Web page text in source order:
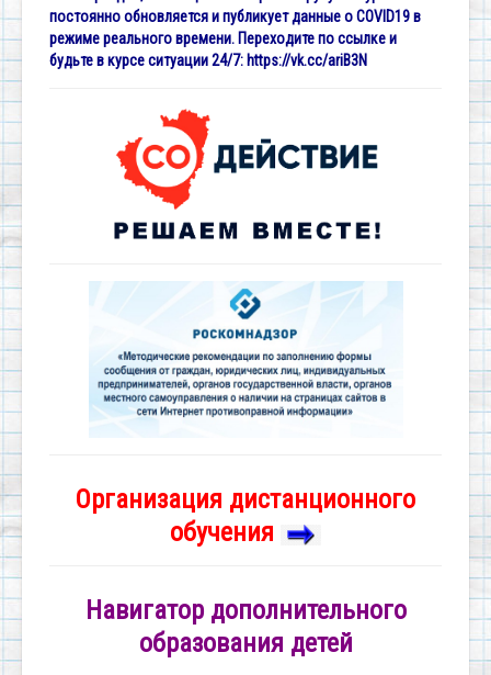
постоянно обновляется и публикует данные о COVID19 в
режиме реального времени. Переходите по ссылке и
будьте в курсе ситуации 24/7: https://vk.cc/ariB3N
Организация дистанционного
обучения
Навигатор дополнительного
образования детей